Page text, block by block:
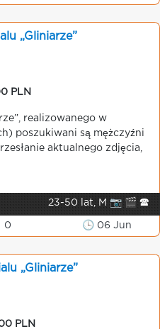
„Gliniarze”
PLN
realizowanego w
poszukiwani są mężczyźni
aktualnego zdjęcia,
23-50 lat, M 📷 🎬 🕿
0 🕒 06 Jun
„Gliniarze”
PLN